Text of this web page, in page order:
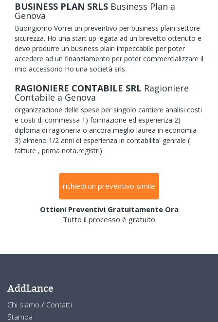
BUSINESS PLAN SRLS Business Plan a
Genova
Buongiorno Vorrei un preventivo per business plain settore
sicurezza. Ho una start up legata ad un brevetto ottenuto e
devo produrre un business plain impeccabile per poter
accedere ad un finanziamento per poter commercializzare il
mio accessorio Ho una società srls
RAGIONIERE CONTABILE SRL Ragioniere
Contabile a Genova
organizzazione delle spese per singolo cantiere analisi costi
e costi di commessa 1) formazione ed esperienza 2)
diploma di ragioneria o ancora meglio laurea in economia
3) almeno 1/2 anni di esperienza in contabilita' genrale (
fatture , prima nota,registri)
richiedi un preventivo simile
Ottieni Preventivi Gratuitamente Ora
Tutto il processo è gratuito
AddLance
Chi siamo / Contatti
Stampa